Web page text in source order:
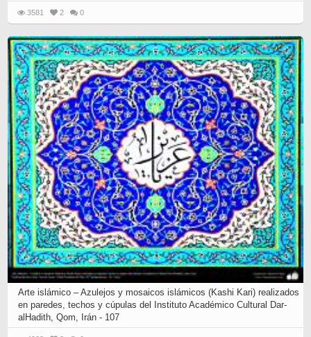
3581 2 0
Arte islámico – Azulejos y mosaicos islámicos (Kashi Kari) realizados
en paredes, techos y cúpulas del Instituto Académico Cultural Dar-
alHadith, Qom, Irán - 107